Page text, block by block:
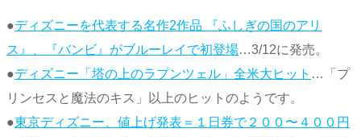
●ディズニーを代表する名作2作品 『ふしぎの国のアリ
ス』、『バンビ』がブルーレイで初登場…3/12に発売。
●ディズニー「塔の上のラプンツェル」全米大ヒット …「プ
リンセスと魔法のキス」以上のヒットのようです。
●東京ディズニー、値上げ発表＝１日券で２００〜４００円